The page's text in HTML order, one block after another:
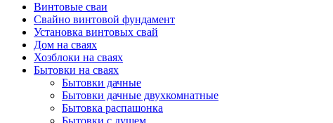
Винтовые сваи
Свайно винтовой фундамент
Установка винтовых свай
Дом на сваях
Хозблоки на сваях
Бытовки на сваях
Бытовки дачные
Бытовки дачные двухкомнатные
Бытовка распашонка
Бытовки с душем